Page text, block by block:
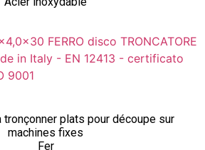
plats pour découpe sur
machines fixes
Fer